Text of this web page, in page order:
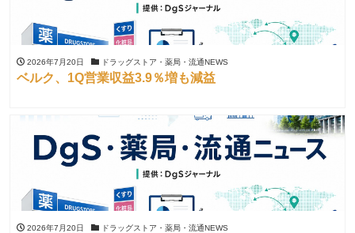
2026年7月20日 ドラッグストア・薬局・流通NEWS
ベルク、1Q営業収益3.9％増も減益
2026年7月20日 ドラッグストア・薬局・流通NEWS